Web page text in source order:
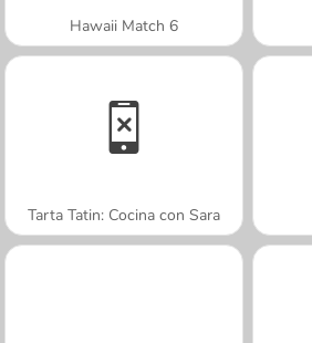
Hawaii Match 6
Tarta Tatin: Cocina con Sara